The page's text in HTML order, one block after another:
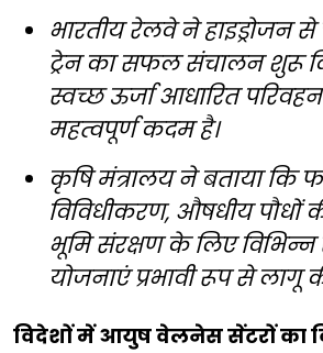
भारतीय रेलवे ने हाइड्रोजन
ट्रेन का सफल संचालन शुरू
स्वच्छ ऊर्जा आधारित
महत्वपूर्ण कदम है।
कृषि मंत्रालय ने बताया कि
विविधीकरण, औषधीय पौधों
भूमि संरक्षण के लिए विभिन्न
योजनाएं प्रभावी रूप से लागू
विदेशों में आयुष वेलनेस सेंटरों का